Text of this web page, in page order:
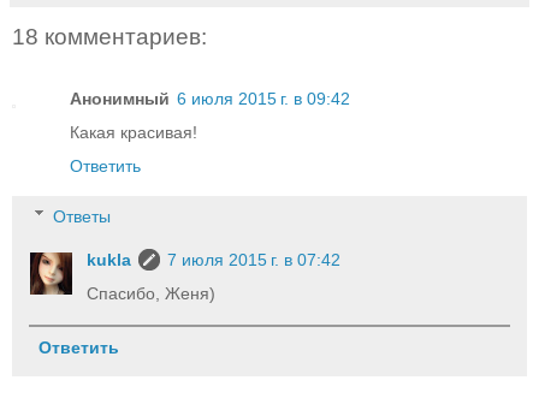
18 комментариев:
Анонимный 6 июля 2015 г. в 09:42
Какая красивая!
Ответить
Ответы
kukla
7 июля 2015 г. в 07:42
Cпасибо, Женя)
Ответить